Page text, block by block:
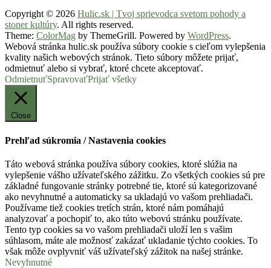
Copyright © 2026 Hulic.sk | Tvoj sprievodca svetom pohody a
stoner kultúry. All rights reserved.
Theme: ColorMag by ThemeGrill. Powered by WordPress.
Webová stránka hulic.sk používa súbory cookie s cieľom vylepšenia
kvality našich webových stránok. Tieto súbory môžete prijať,
odmietnuť alebo si vybrať, ktoré chcete akceptovať.
OdmietnuťSpravovaťPrijať všetky
Close
Prehľad súkromia / Nastavenia cookies
Táto webová stránka používa súbory cookies, ktoré slúžia na
vylepšenie vášho užívateľského zážitku. Zo všetkých cookies sú pre
základné fungovanie stránky potrebné tie, ktoré sú kategorizované
ako nevyhnutné a automaticky sa ukladajú vo vašom prehliadači.
Používame tiež cookies tretích strán, ktoré nám pomáhajú
analyzovať a pochopiť to, ako túto webovú stránku používate.
Tento typ cookies sa vo vašom prehliadači uloží len s vašim
súhlasom, máte ale možnosť zakázať ukladanie týchto cookies. To
však môže ovplyvniť váš užívateľský zážitok na našej stránke.
Nevyhnutné